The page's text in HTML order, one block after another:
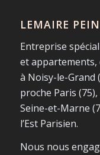
LEMAIRE
Entreprise
et
à Noisy-le-Grand
proche Paris
Seine-et-Marne
l’Est Parisien.
Nous nous